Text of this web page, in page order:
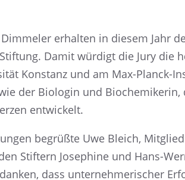
erhal­ten in diesem Jahr
Damit würdigt die Jury die
Konstanz und am Max-Planck-
der Biolo­gin und
entwickelt.
begrüßte Uwe Bleich,
Stiftern Josephine und Hans-
dass unter­neh­me­ri­scher